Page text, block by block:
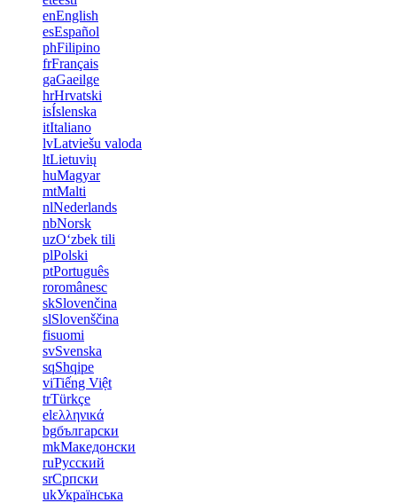
enEnglish
esEspañol
phFilipino
frFrançais
gaGaeilge
hrHrvatski
isÍslenska
itItaliano
lvLatviešu valoda
ltLietuvių
huMagyar
mtMalti
nlNederlands
nbNorsk
uzOʻzbek tili
plPolski
ptPortuguês
roromânesc
skSlovenčina
slSlovenščina
fisuomi
svSvenska
sqShqipe
viTiếng Việt
trTürkçe
elελληνικά
bgбългарски
mkМакедонски
ruРусский
srСрпски
ukУкраїнська